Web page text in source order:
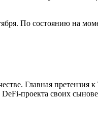
По состоянию на
Главная претензия
DeFi-проекта своих